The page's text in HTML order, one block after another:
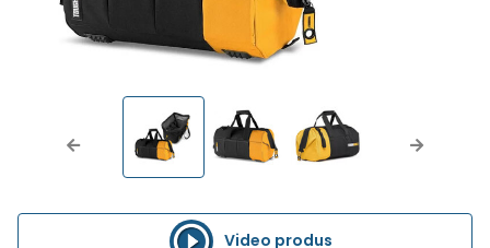
Video produs
Previous Next